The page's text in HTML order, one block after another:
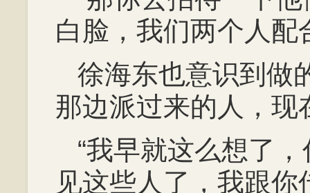
白脸，我们两个人配
徐海东也意识到做
那边派过来的人，现
“我早就这么想了
见这些人了，我跟你